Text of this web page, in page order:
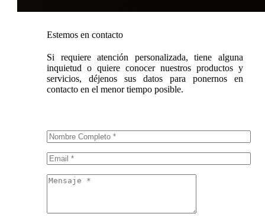
Estemos en contacto
Si requiere atención personalizada, tiene alguna
inquietud o quiere conocer nuestros productos y
servicios, déjenos sus datos para ponernos en
contacto en el menor tiempo posible.